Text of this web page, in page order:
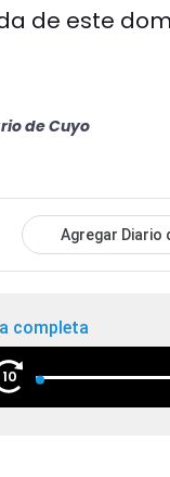
de este
de Cuyo
Agregar Diario
completa
10